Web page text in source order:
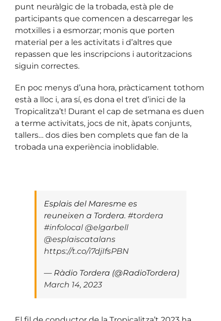
punt neuràlgic de la trobada, està ple de
participants que comencen a descarregar les
motxilles i a esmorzar; monis que porten
material per a les activitats i d’altres que
repassen que les inscripcions i autoritzacions
siguin correctes.
En poc menys d’una hora, pràcticament tothom
està a lloc i, ara sí, es dona el tret d’inici de la
Tropicalitza’t! Durant el cap de setmana es duen
a terme activitats, jocs de nit, àpats conjunts,
tallers… dos dies ben complets que fan de la
trobada una experiència inoblidable.
Esplais del Maresme es
reuneixen a Tordera. #tordera
#infolocal @elgarbell
@esplaiscatalans
https://t.co/i7djIfsPBN
— Ràdio Tordera (@RadioTordera)
March 14, 2023